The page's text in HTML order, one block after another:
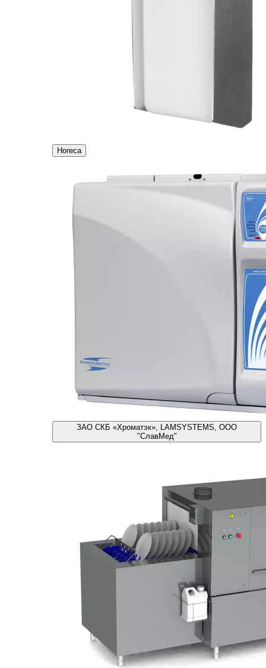
Horeca
ЗАО СКБ «Хроматэк», LAMSYSTEMS, ООО
"СлавМед"